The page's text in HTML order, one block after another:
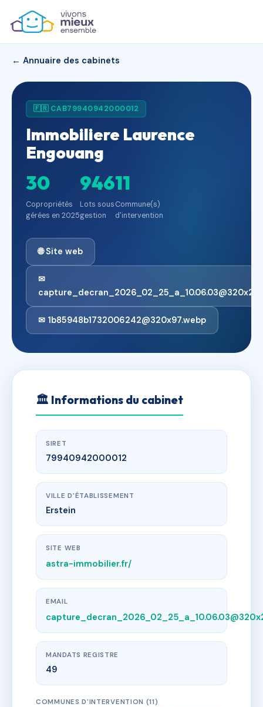
← Annuaire des cabinets
🇫🇷 CAB79940942000012
Immobiliere Laurence
Engouang
30
Copropriétés
gérées en 2025
946
Lots sous
gestion
11
Commune(s)
d'intervention
🌐 Site web
✉
✉ 1b85948b1732006242@320x97.webp
🏛 Informations du cabinet
SIRET
79940942000012
VILLE D'ÉTABLISSEMENT
Erstein
SITE WEB
astra-immobilier.fr/
EMAIL
MANDATS REGISTRE
49
COMMUNES D'INTERVENTION (11)